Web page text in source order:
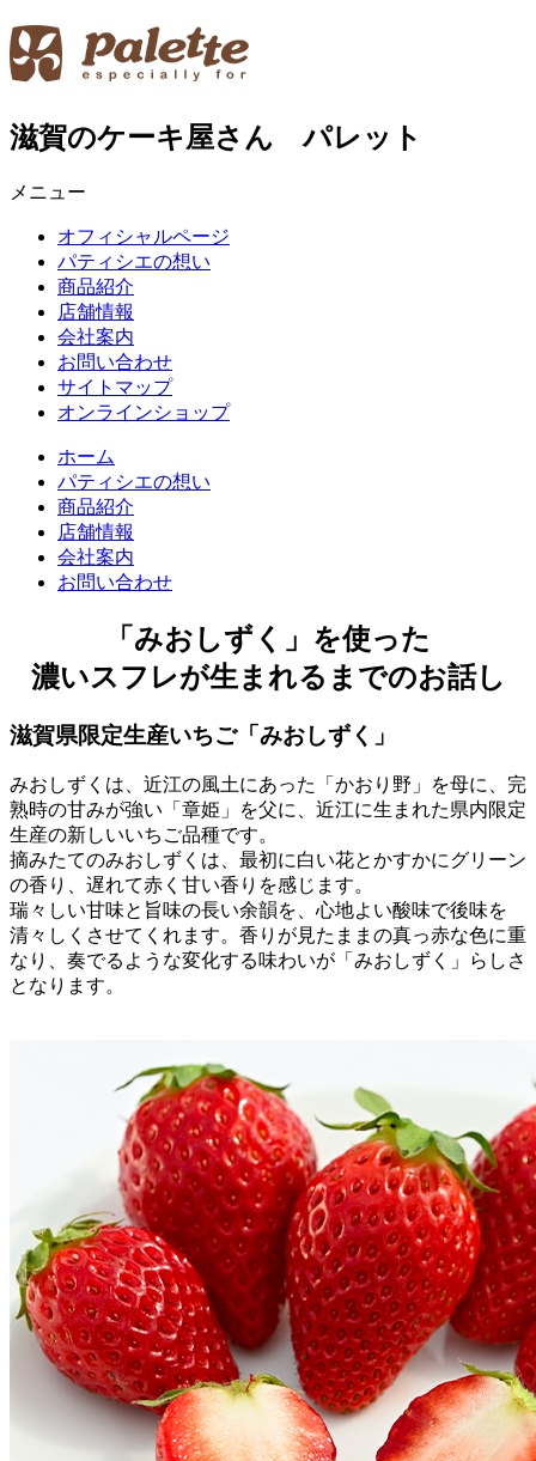
滋賀のケーキ屋さん パレット
メニュー
オフィシャルページ
パティシエの想い
商品紹介
店舗情報
会社案内
お問い合わせ
サイトマップ
オンラインショップ
ホーム
パティシエの想い
商品紹介
店舗情報
会社案内
お問い合わせ
「みおしずく」を使った
濃いスフレが生まれるまでのお話し
滋賀県限定生産いちご「みおしずく」
みおしずくは、近江の風土にあった「かおり野」を母に、完
熟時の甘みが強い「章姫」を父に、近江に生まれた県内限定
生産の新しいいちご品種です。
摘みたてのみおしずくは、最初に白い花とかすかにグリーン
の香り、遅れて赤く甘い香りを感じます。
瑞々しい甘味と旨味の長い余韻を、心地よい酸味で後味を
清々しくさせてくれます。香りが見たままの真っ赤な色に重
なり、奏でるような変化する味わいが「みおしずく」らしさ
となります。